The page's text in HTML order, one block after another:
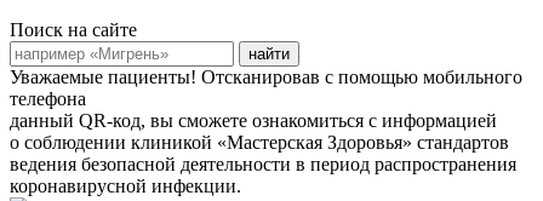
Поиск на сайте
найти
Уважаемые пациенты! Отсканировав с помощью мобильного
телефона
данный QR-код, вы сможете ознакомиться с информацией
о соблюдении клиникой «Мастерская Здоровья» стандартов
ведения безопасной деятельности в период распространения
коронавирусной инфекции.